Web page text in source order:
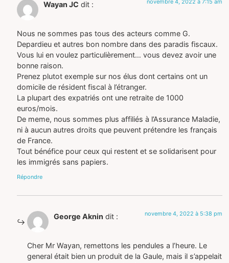
Wayan JC dit : novembre 4, 2022 à 7:15 am
Nous ne sommes pas tous des acteurs comme G.
Depardieu et autres bon nombre dans des paradis fiscaux.
Vous lui en voulez particulièrement… vous devez avoir une
bonne raison.
Prenez plutot exemple sur nos élus dont certains ont un
domicile de résident fiscal à l’étranger.
La plupart des expatriés ont une retraite de 1000
euros/mois.
De meme, nous sommes plus affiliés à l’Assurance Maladie,
ni à aucun autres droits que peuvent prétendre les français
de France.
Tout bénéfice pour ceux qui restent et se solidarisent pour
les immigrés sans papiers.
Répondre
George Aknin dit : novembre 4, 2022 à 5:38 pm
Cher Mr Wayan, remettons les pendules a l’heure. Le
general était bien un produit de la Gaule, mais il s’appelait